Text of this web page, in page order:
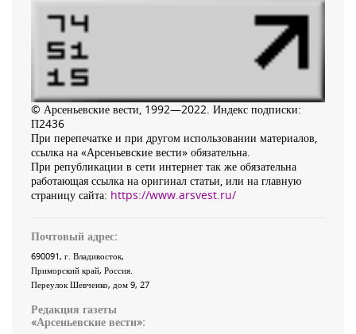
© Арсеньевские вести, 1992—2022. Индекс подписки:
П2436
При перепечатке и при другом использовании материалов,
ссылка на «Арсеньевские вести» обязательна.
При републикации в сети интернет так же обязательна
работающая ссылка на оригинал статьи, или на главную
страницу сайта: https://www.arsvest.ru/
Почтовый адрес:
690091, г. Владивосток,
Приморский край, Россия
Переулок Шевченко, дом 9, 27
Редакция газеты
«Арсеньевские вести»: